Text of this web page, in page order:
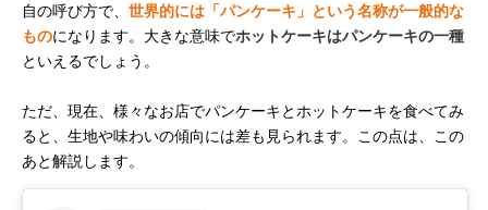
自の呼び方で、 世界的には「パンケーキ」という名称が一般的な
ものになります。大きな意味でホットケーキはパンケーキの一種
といえるでしょう。
ただ、現在、様々なお店でパンケーキとホットケーキを食べてみ
ると、生地や味わいの傾向には差も見られます。この点は、この
あと解説します。